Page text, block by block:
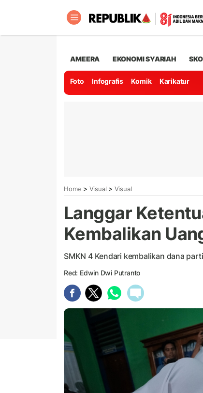
AMEERA EKONOMI SYARIAH
Foto Infografis Komik Karikatur
Home > Visual > Visual
Langgar
Kembalikan
SMKN 4 Kendari kembalikan dana
Red: Edwin Dwi Putranto